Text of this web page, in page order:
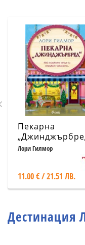
Пекарна
(с цветни
Лори Гилмор
11.00 € / 21.51 ЛВ.
Дестинация